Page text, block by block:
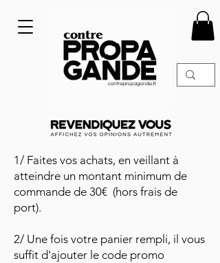
1/ Faites vos achats, en veillant à
atteindre un montant minimum de
commande de 30€ (hors frais de
port).
2/ Une fois votre panier rempli, il vous
suffit d'ajouter le code promo